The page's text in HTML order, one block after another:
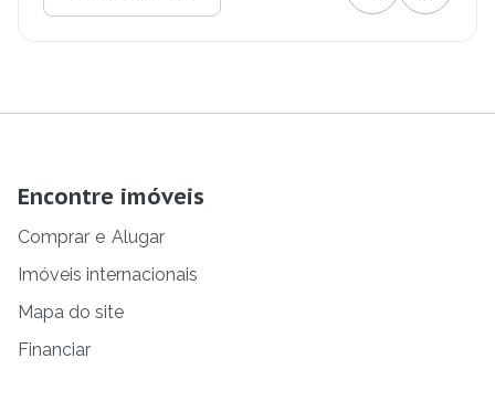
Encontre imóveis
Comprar e Alugar
Imóveis internacionais
Mapa do site
Financiar